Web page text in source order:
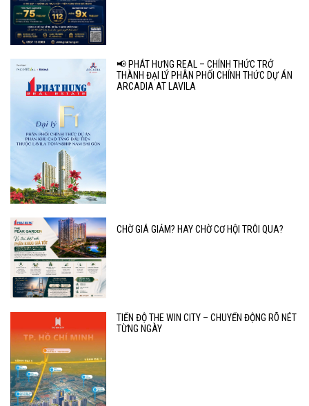
📢 PHÁT HƯNG REAL – CHÍNH THỨC TRỞ
THÀNH ĐẠI LÝ PHÂN PHỐI CHÍNH THỨC DỰ ÁN
ARCADIA AT LAVILA
CHỜ GIÁ GIẢM? HAY CHỜ CƠ HỘI TRÔI QUA?
TIẾN ĐỘ THE WIN CITY – CHUYỂN ĐỘNG RÕ NÉT
TỪNG NGÀY